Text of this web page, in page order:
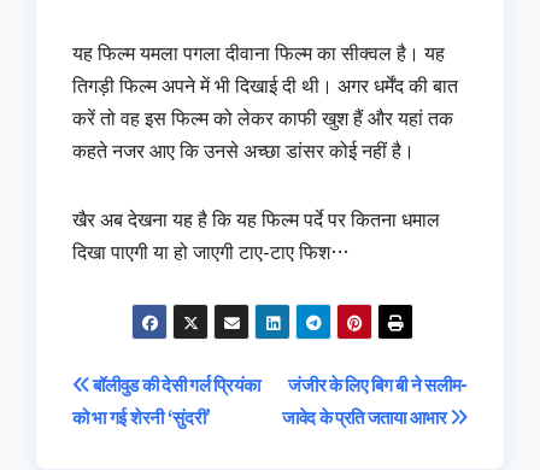
यह फिल्म यमला पगला दीवाना फिल्म का सीक्वल है। यह
तिगड़ी फिल्म अपने में भी दिखाई दी थी। अगर धर्मेंद की बात
करें तो वह इस फिल्म को लेकर काफी खुश हैं और यहां तक
कहते नजर आए कि उनसे अच्छा डांसर कोई नहीं है।
खैर अब देखना यह है कि यह फिल्म पर्दे पर कितना धमाल
दिखा पाएगी या हो जाएगी टाए-टाए फिश…
Post
navigation
जंजीर के लिए बिग बी ने सलीम-
जावेद के प्रति जताया आभार
बॉलीवुड की देसी गर्ल प्रियंका
को भा गई शेरनी ‘सुंदरी’